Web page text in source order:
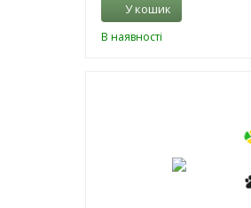
У кошик
В наявності